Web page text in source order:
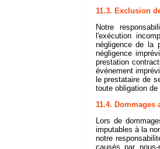
11.3. Exclusion
Notre
l'exécution
négligence de la
négligence
prestation
événement
le prestataire de
toute obligation
11.4. Dommages
Lors de
imputables à la
notre
causés par